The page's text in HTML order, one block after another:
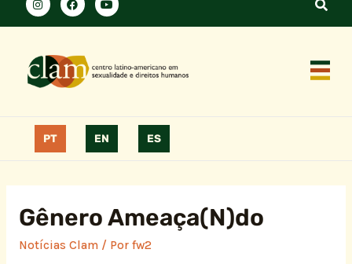
PT EN ES
Gênero Ameaça(N)do
Notícias Clam/ Por fw2